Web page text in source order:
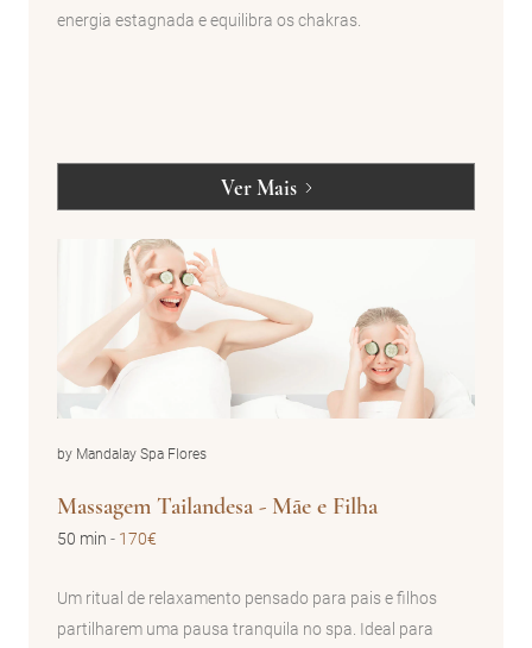
energia estagnada e equilibra os chakras.
Ver Mais
by Mandalay Spa Flores
Massagem Tailandesa - Mãe e Filha
50 min - 170€
Um ritual de relaxamento pensado para pais e filhos
partilharem uma pausa tranquila no spa. Ideal para